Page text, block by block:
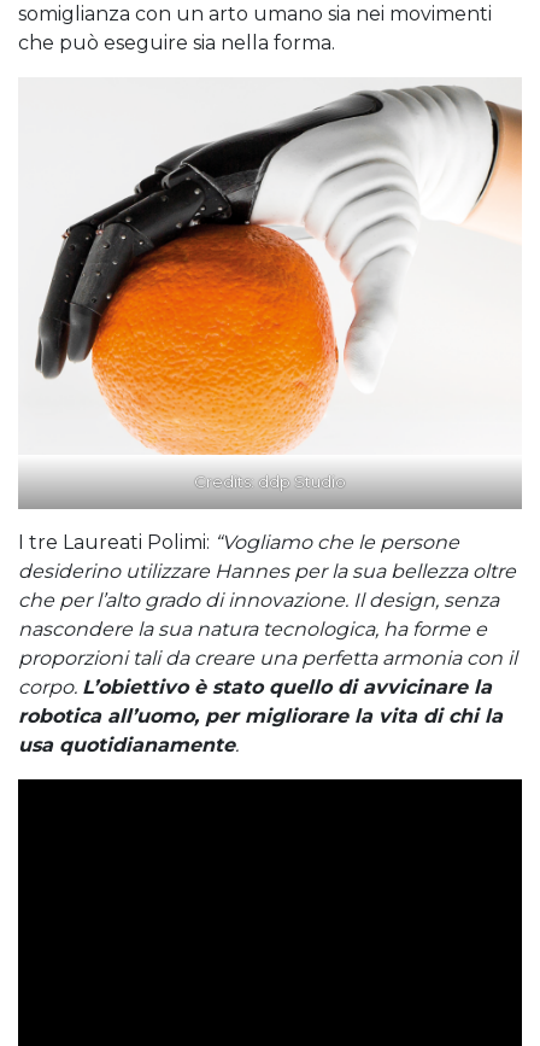
somiglianza con un arto umano sia nei movimenti
che può eseguire sia nella forma.
Credits:ddp Studio
I tre Laureati Polimi: “Vogliamo che le persone
desiderino utilizzare Hannes per la sua bellezza oltre
che per l’alto grado di innovazione. Il design, senza
nascondere la sua natura tecnologica, ha forme e
proporzioni tali da creare una perfetta armonia con il
corpo. L’obiettivo è stato quello di avvicinare la
robotica all’uomo, per migliorare la vita di chi la
usa quotidianamente.